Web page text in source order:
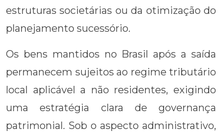
estruturas societárias ou da otimização do
planejamento sucessório.
Os bens mantidos no Brasil após a saída
permanecem sujeitos ao regime tributário
local aplicável a não residentes, exigindo
uma estratégia clara de governança
patrimonial. Sob o aspecto administrativo,